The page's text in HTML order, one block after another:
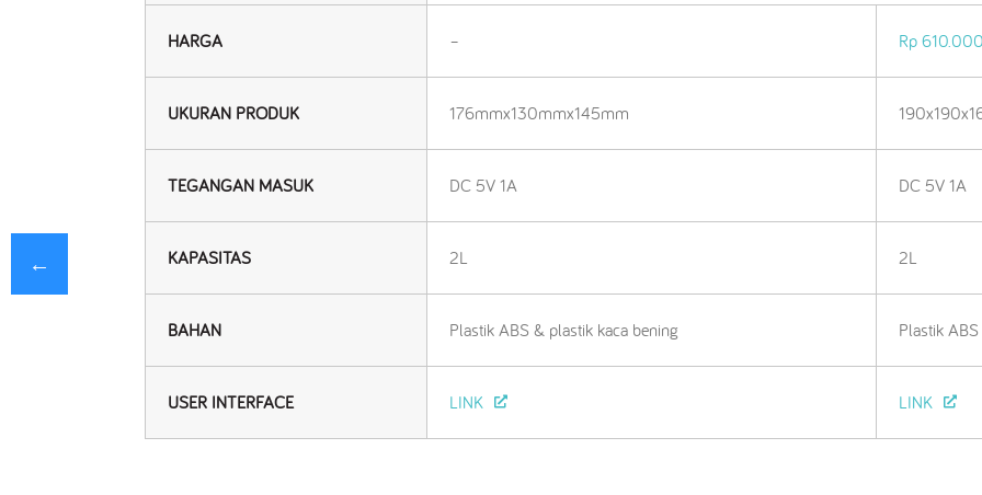
HARGA – Rp
UKURAN PRODUK 176mmx130mmx145mm
TEGANGAN MASUK DC 5V 1A DC 5V 1A
KAPASITAS 2L 2L
BAHAN Plastik ABS & plastik kaca bening Plastik ABS
USER INTERFACE LINK LINK
←